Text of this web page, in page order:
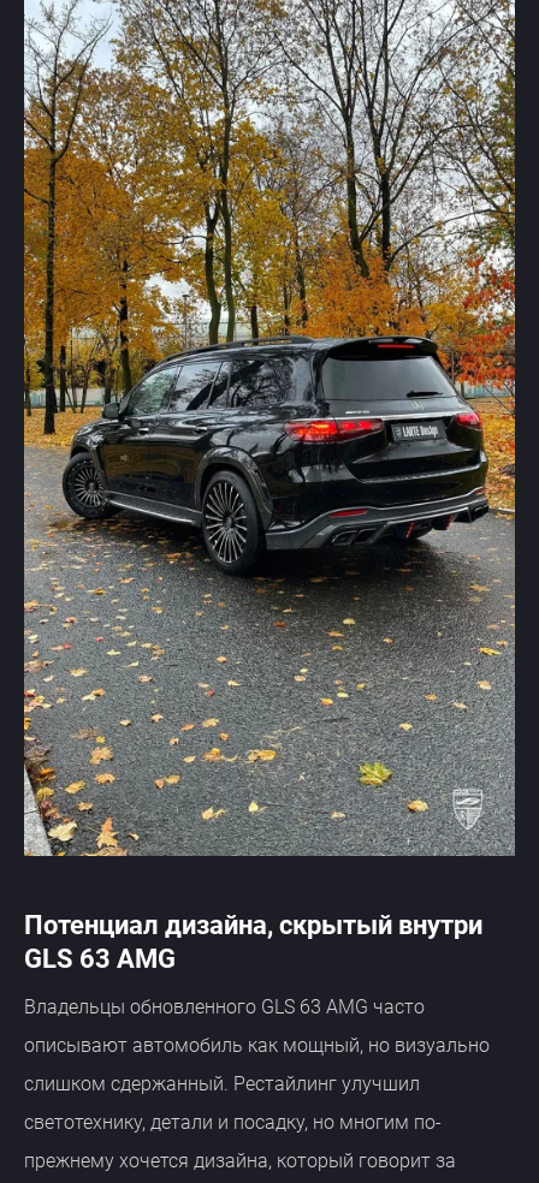
Потенциал дизайна, скрытый внутри
GLS 63 AMG
Владельцы обновленного GLS 63 AMG часто
описывают автомобиль как мощный, но визуально
слишком сдержанный. Рестайлинг улучшил
светотехнику, детали и посадку, но многим по-
прежнему хочется дизайна, который говорит за